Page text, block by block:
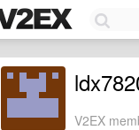
V2EX